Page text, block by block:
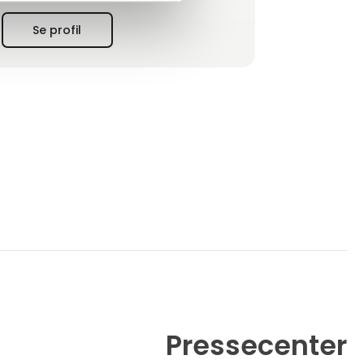
Vores styrke ligger netop i en stor viden om
de produkter vi forhandler, da vi mener at
tætte samarbejder er bedre end blot et
Se profil
Pressecenter